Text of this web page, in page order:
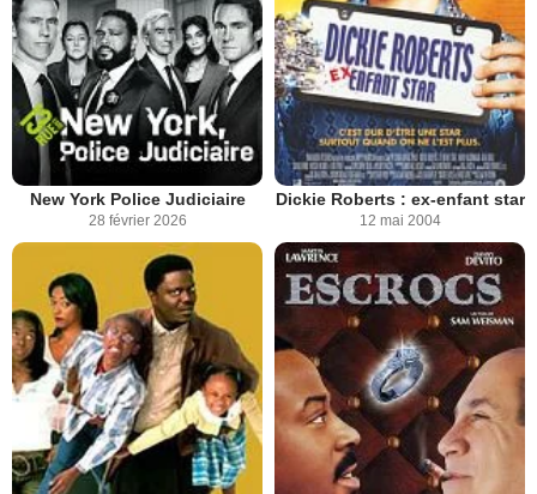
New York Police Judiciaire
28 février 2026
Dickie Roberts : ex-enfant star
12 mai 2004